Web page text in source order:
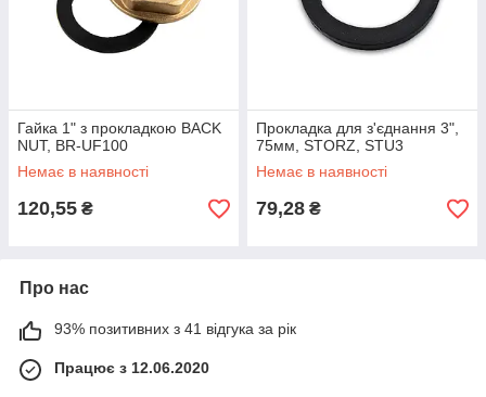
Гайка 1" з прокладкою BACK
NUT, BR-UF100
Немає в наявності
120,55 ₴
Прокладка для з'єднання 3",
75мм, STORZ, STU3
Немає в наявності
79,28 ₴
Про нас
93% позитивних з 41 відгука за рік
Працює з 12.06.2020